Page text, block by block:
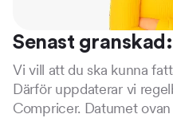
Senast
Vi vill att du ska kunna
Därför uppdaterar vi
Compricer. Datumet